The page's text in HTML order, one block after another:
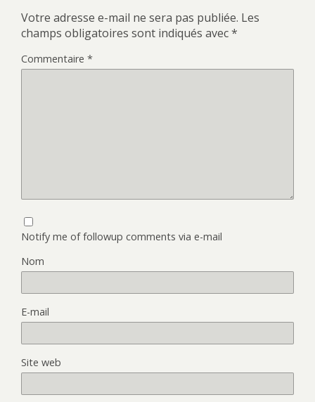
Votre adresse e-mail ne sera pas publiée. Les
champs obligatoires sont indiqués avec*
Commentaire *
Notify me of followup comments via e-mail
Nom
E-mail
Site web